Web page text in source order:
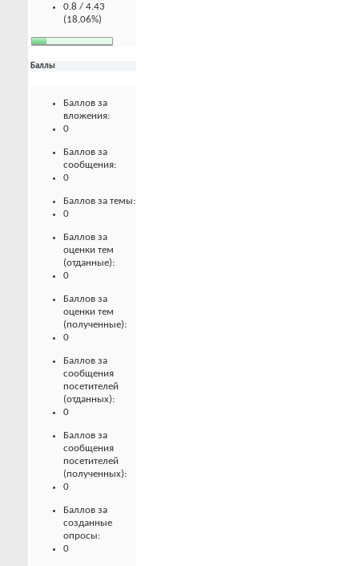
0.8 / 4.43
(18.06%)
Баллы
Баллов за
вложения:
0
Баллов за
сообщения:
0
Баллов за темы:
0
Баллов за
оценки тем
(отданные):
0
Баллов за
оценки тем
(полученные):
0
Баллов за
сообщения
посетителей
(отданных):
0
Баллов за
сообщения
посетителей
(полученных):
0
Баллов за
созданные
опросы:
0